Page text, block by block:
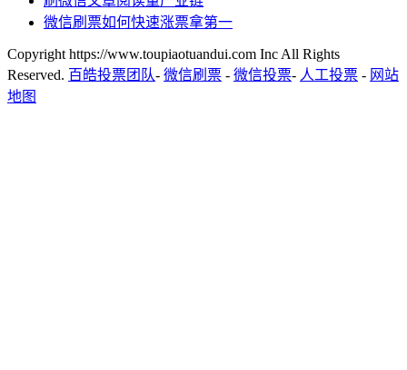
微信刷票如何快速涨票拿第一
Copyright https://www.toupiaotuandui.com Inc All Rights
Reserved. 百皓投票团队- 微信刷票 - 微信投票- 人工投票 - 网站
地图